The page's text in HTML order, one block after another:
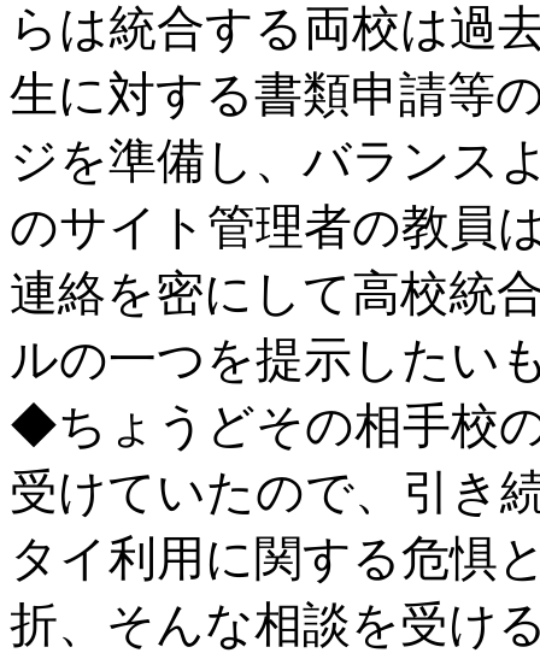
らは統合する両校は過
生に対する書類申請等
ジを準備し、バランス
のサイト管理者の教員
連絡を密にして高校統
ルの一つを提示したい
◆ちょうどその相手校
受けていたので、引き
タイ利用に関する危惧
折、そんな相談を受け